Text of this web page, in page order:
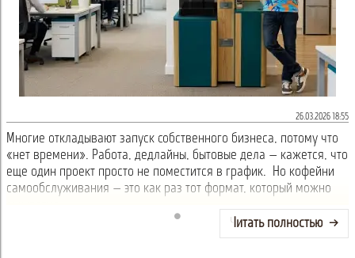
26.03.2026 18:55
Многие откладывают запуск собственного бизнеса, потому что
«нет времени». Работа, дедлайны, бытовые дела — кажется, что
еще один проект просто не поместится в график. Но кофейни
самообслуживания — это как раз тот формат, который можно
Читать полностью